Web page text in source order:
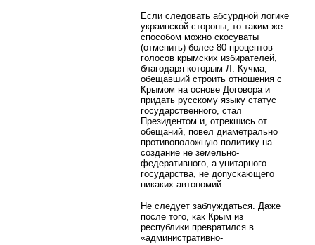
Если следовать абсурдной логике
украинской стороны, то таким же
способом можно скосуваты
(отменить) более 80 процентов
голосов крымских избирателей,
благодаря которым Л. Кучма,
обещавший строить отношения с
Крымом на основе Договора и
придать русскому языку статус
государственного, стал
Президентом и, отрекшись от
обещаний, повел диаметрально
противоположную политику на
создание не земельно-
федеративного, а унитарного
государства, не допускающего
никаких автономий.
Не следует заблуждаться. Даже
после того, как Крым из
республики превратился в
«административно-